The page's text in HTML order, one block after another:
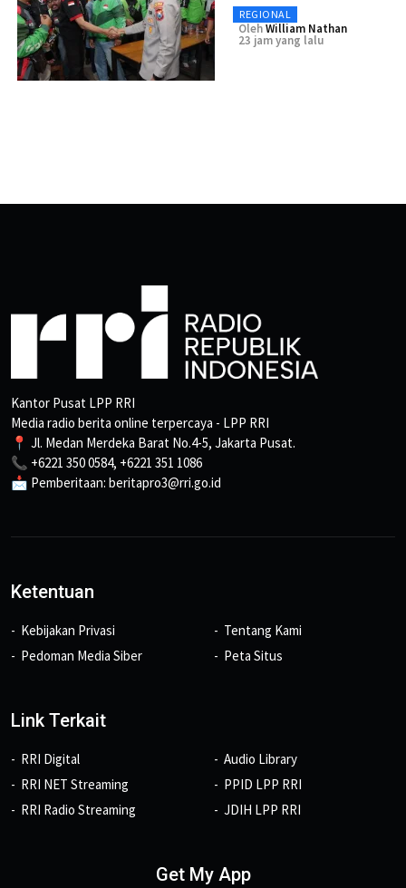
REGIONAL
OlehWilliam Nathan
23 jam yang lalu
Kantor Pusat LPP RRI
Media radio berita online terpercaya - LPP RRI
📍 Jl. Medan Merdeka Barat No.4-5, Jakarta Pusat.
📞 +6221 350 0584, +6221 351 1086
📩 Pemberitaan: beritapro3@rri.go.id
Ketentuan
Kebijakan Privasi
Pedoman Media Siber
Tentang Kami
Peta Situs
Link Terkait
RRI Digital
RRI NET Streaming
RRI Radio Streaming
Audio Library
PPID LPP RRI
JDIH LPP RRI
Get My App